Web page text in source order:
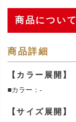
商品について
商品詳細
【カラー展開】
■カラー：-
【サイズ展開】